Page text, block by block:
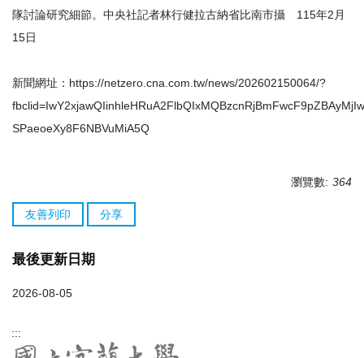
隊討論研究細節。中央社記者林行健拉古納省比南市攝 115年2月
15日
新聞網址： https://netzero.cna.com.tw/news/202602150064/?
SPaeoeXy8F6NBVuMiA5Q
瀏覽數: 364
友善列印 分享
最後更新日期
2026-08-05
:::